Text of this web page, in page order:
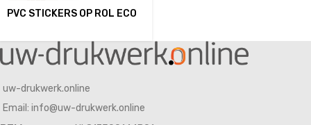
PVC STICKERS OP ROL ECO
uw-drukwerk.online
Email: info@uw-drukwerk.online